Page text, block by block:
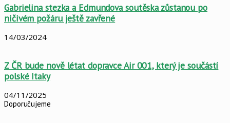
Gabrielina stezka a Edmundova soutěska zůstanou po
ničivém požáru ještě zavřené
14/03/2024
Z ČR bude nově létat dopravce Air 001, který je součástí
polské Itaky
04/11/2025
Doporučujeme